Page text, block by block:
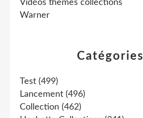
Catégories
Test (499)
Lancement (496)
Collection (462)
Vidéos thèmes collections
Warner